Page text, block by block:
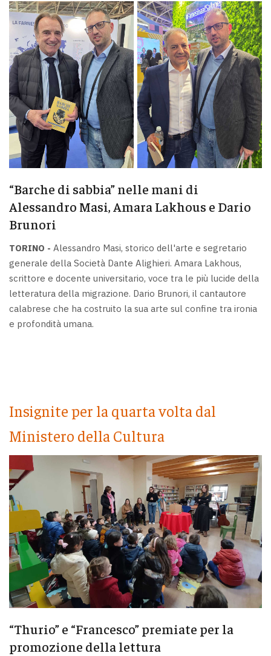
“Barche di sabbia” nelle mani di
Alessandro Masi, Amara Lakhous e Dario
Brunori
TORINO - Alessandro Masi, storico dell'arte e segretario
generale della Società Dante Alighieri. Amara Lakhous,
scrittore e docente universitario, voce tra le più lucide della
letteratura della migrazione. Dario Brunori, il cantautore
calabrese che ha costruito la sua arte sul confine tra ironia
e profondità umana.
Insignite per la quarta volta dal
Ministero della Cultura
“Thurio” e “Francesco” premiate per la
promozione della lettura